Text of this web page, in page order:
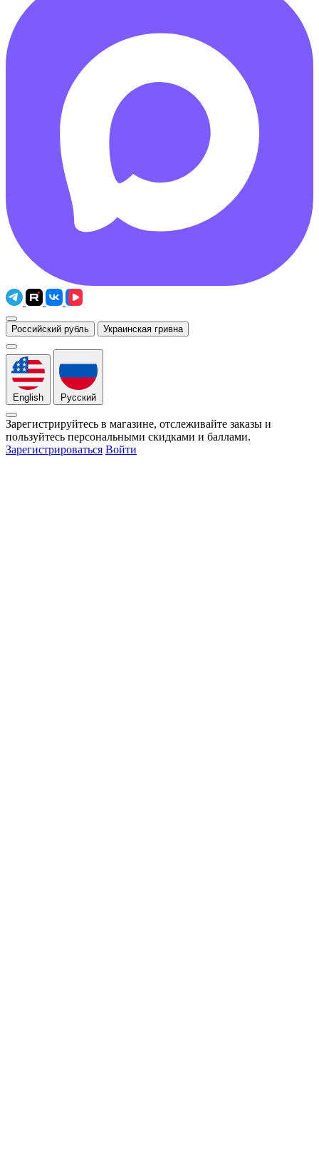
Российский рубль Украинская гривна
English Русский
Зарегистрируйтесь в магазине, отслеживайте заказы и
пользуйтесь персональными скидками и баллами.
Зарегистрироваться Войти